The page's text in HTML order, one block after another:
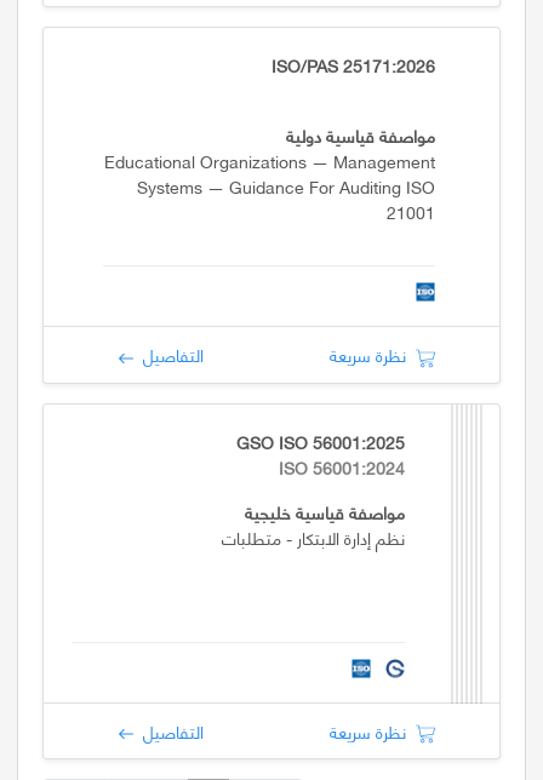
ISO/PAS 25171:2026
مواصفة قياسية دولية
Educational Organizations — Management
Systems — Guidance For Auditing ISO
21001
نظرة سريعة التفاصيل
GSO ISO 56001:2025
ISO 56001:2024
مواصفة قياسية خليجية
نظم إدارة الابتكار - متطلبات
نظرة سريعة التفاصيل